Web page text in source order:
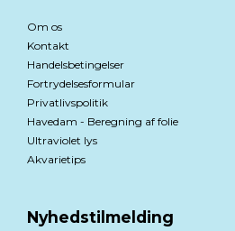
Om os
Kontakt
Handelsbetingelser
Fortrydelsesformular
Privatlivspolitik
Havedam - Beregning af folie
Ultraviolet lys
Akvarietips
Nyhedstilmelding